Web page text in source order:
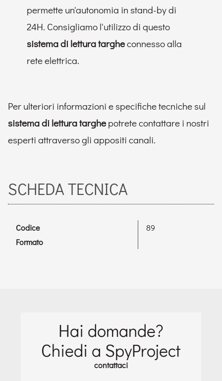
permette un'autonomia in stand-by di
24H. Consigliamo l'utilizzo di questo
sistema di lettura targheconnesso alla
rete elettrica.
Per ulteriori informazioni e specifiche tecniche sul
sistema di lettura targhepotrete contattare i nostri
esperti attraverso gli appositi canali.
SCHEDA TECNICA
Codice
89
Formato
Hai domande?
Chiedi a SpyProject
contattaci